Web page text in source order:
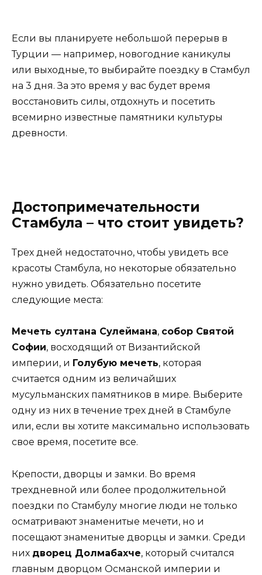
Если вы планируете небольшой перерыв в
Турции — например, новогодние каникулы
или выходные, то выбирайте поездку в Стамбул
на 3 дня. За это время у вас будет время
восстановить силы, отдохнуть и посетить
всемирно известные памятники культуры
древности.
Достопримечательности
Стамбула – что стоит увидеть?
Трех дней недостаточно, чтобы увидеть все
красоты Стамбула, но некоторые обязательно
нужно увидеть. Обязательно посетите
следующие места:
Мечеть султана Сулеймана, собор Святой
Софии, восходящий от Византийской
империи, и Голубую мечеть, которая
считается одним из величайших
мусульманских памятников в мире. Выберите
одну из них в течение трех дней в Стамбуле
или, если вы хотите максимально использовать
свое время, посетите все.
Крепости, дворцы и замки. Во время
трехдневной или более продолжительной
поездки по Стамбулу многие люди не только
осматривают знаменитые мечети, но и
посещают знаменитые дворцы и замки. Среди
них дворец Долмабахче, который считался
главным дворцом Османской империи и